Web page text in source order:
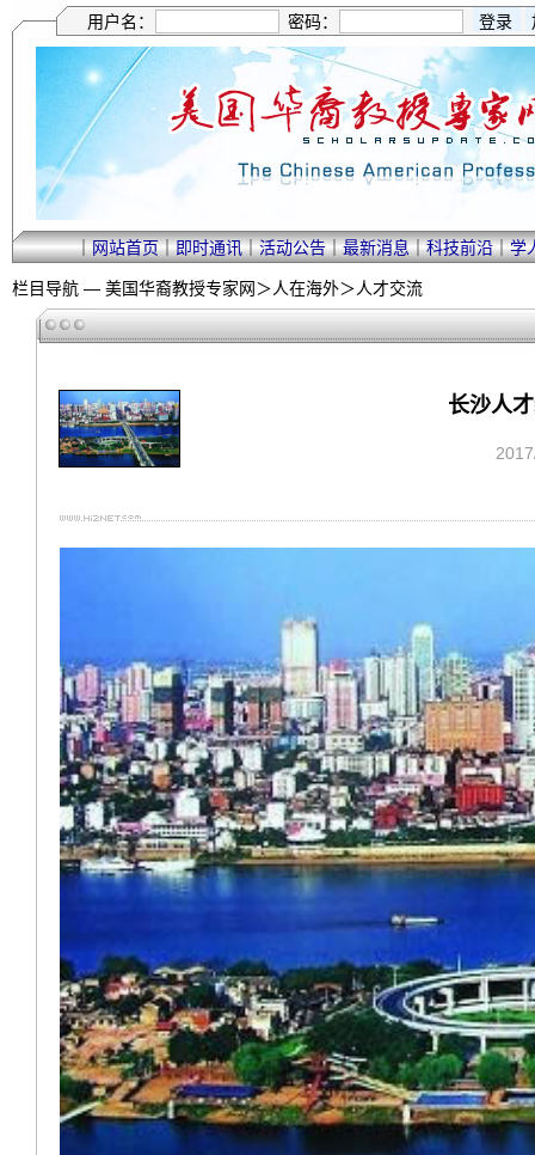
用户名： 密码：
｜网站首页｜即时通讯｜活动公告｜最新消息｜科技前沿｜学
栏目导航 — 美国华裔教授专家网＞人在海外＞人才交流
长沙人